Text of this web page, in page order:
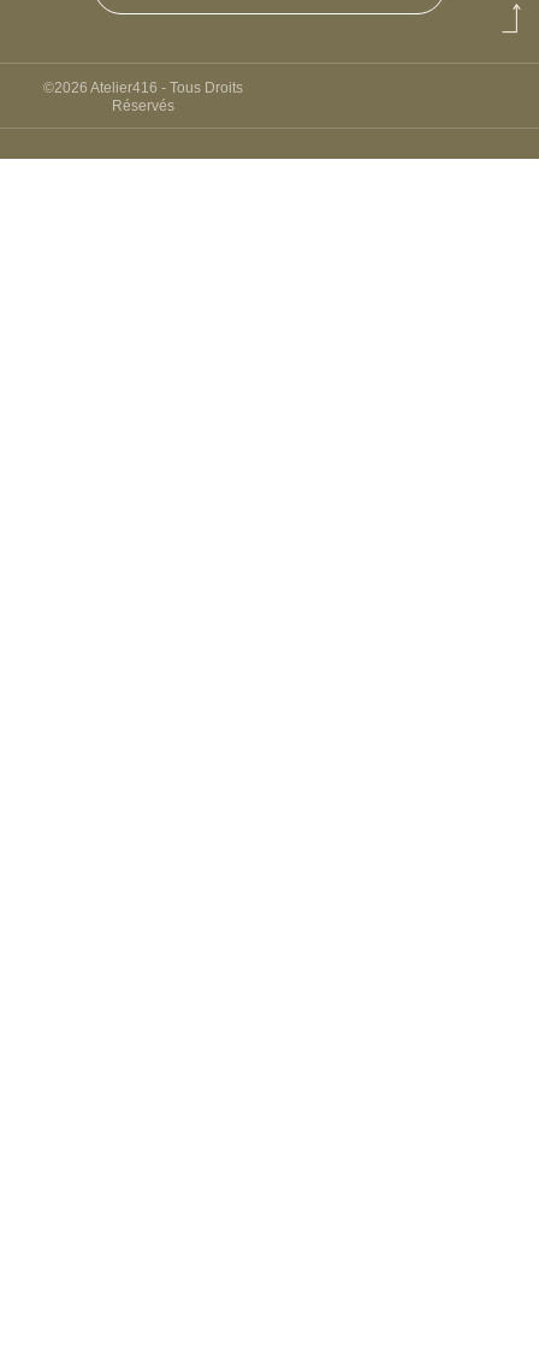
LA VISITE
©2026 Atelier416 - Tous Droits
Réservés